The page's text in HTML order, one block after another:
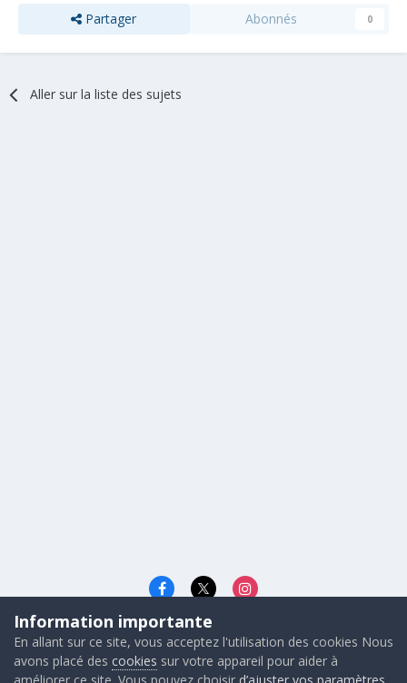
Partager Abonnés 0
Aller sur la liste des sujets
Langue
© 2026 - Gunners FRANCE
Powered by Invision Community
Information importante
En allant sur ce site, vous acceptez l'utilisation des cookies Nous
avons placé des cookies sur votre appareil pour aider à